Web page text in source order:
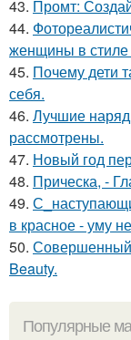
43. Промт:
44.
женщины в стиле
45. Почему дети
себя.
46. Лучшие
рассмотрены.
47. Новый год
48. Прическа, -
49.
в красное - уму
50. Совершенный
Beauty.
Популярные